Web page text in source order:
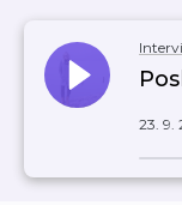
23. 9.